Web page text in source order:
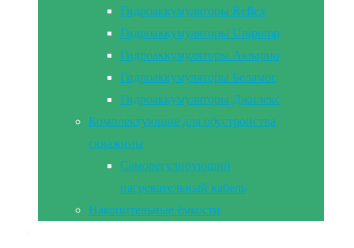
Гидроаккумуляторы Reflex
Гидроаккумуляторы Unipump
Гидроаккумуляторы Акварио
Гидроаккумуляторы Беламос
Гидроаккумуляторы Джилекс
Комплектующие для обустройства
скважины
Саморегулирующий
нагревательный кабель
Накопительные ёмкости